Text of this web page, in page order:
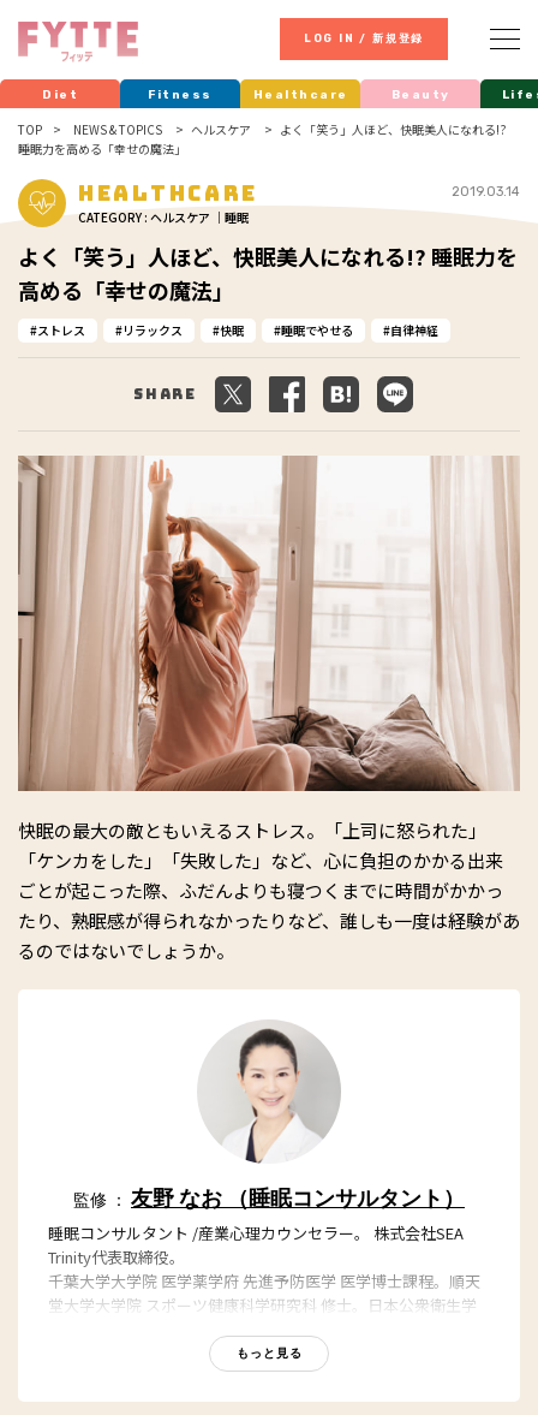
LOG IN / 新規登録
Diet Fitness Healthcare Beauty
TOP NEWS & TOPICS ヘルスケア
よく「笑う」人ほど、快眠美人になれる!?
睡眠力を高める「幸せの魔法」
Healthcare
CATEGORY : ヘルスケア ｜睡眠
2019.03.14
よく「笑う」人ほど、快眠美人になれる!? 睡眠力を
高める「幸せの魔法」
ストレス リラックス 快眠 睡眠でやせる 自律神経
Share
快眠の最大の敵ともいえるストレス。「上司に怒られた」
「ケンカをした」「失敗した」など、心に負担のかかる出来
ごとが起こった際、ふだんよりも寝つくまでに時間がかかっ
たり、熟眠感が得られなかったりなど、誰しも一度は経験があ
るのではないでしょうか。
監修 ： 友野 なお （睡眠コンサルタント）
睡眠コンサルタント /産業心理カウンセラー。 株式会社SEA
Trinity代表取締役。
千葉大学大学院 医学薬学府 先進予防医学 医学博士課程。順天
堂大学大学院 スポーツ健康科学研究科 修士。日本公衆衛生学
「社会予防医学」「社会疫学」のフィールドにおける睡眠を研
究し、健康寿命の延伸、健康格差の縮小を目指す。自身が睡眠
を改善したことにより、15kg以上のダイエット、さらに体質改
もっと見る